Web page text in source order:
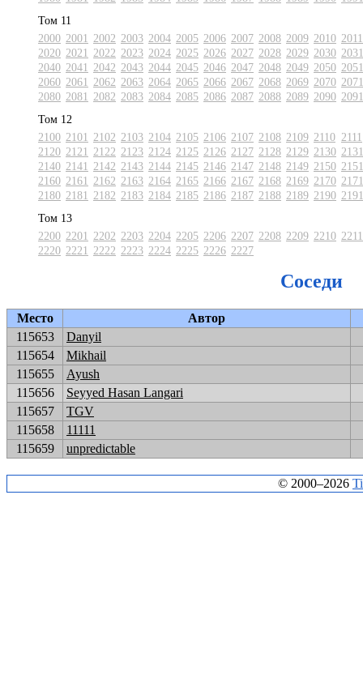
Том 11
2000 2001 2002 2003 2004 2005 2006 2007 2008 2009 2010 2011
2020 2021 2022 2023 2024 2025 2026 2027 2028 2029 2030 2031
2040 2041 2042 2043 2044 2045 2046 2047 2048 2049 2050 2051
2060 2061 2062 2063 2064 2065 2066 2067 2068 2069 2070 2071
2080 2081 2082 2083 2084 2085 2086 2087 2088 2089 2090 2091
Том 12
2100 2101 2102 2103 2104 2105 2106 2107 2108 2109 2110 2111
2120 2121 2122 2123 2124 2125 2126 2127 2128 2129 2130 2131
2140 2141 2142 2143 2144 2145 2146 2147 2148 2149 2150 2151
2160 2161 2162 2163 2164 2165 2166 2167 2168 2169 2170 2171
2180 2181 2182 2183 2184 2185 2186 2187 2188 2189 2190 2191
Том 13
2200 2201 2202 2203 2204 2205 2206 2207 2208 2209 2210 2211
2220 2221 2222 2223 2224 2225 2226 2227
Соседи
Место
Автор
115653
Danyil
115654
Mikhail
115655
Ayush
115656
Seyyed Hasan Langari
115657
TGV
115658
11111
115659
unpredictable
© 2000–2026